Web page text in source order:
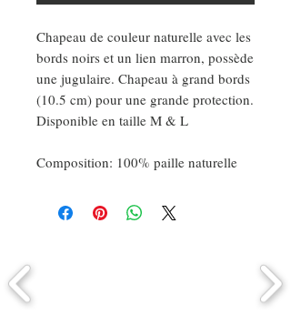
Chapeau de couleur naturelle avec les
bords noirs et un lien marron, possède
une jugulaire. Chapeau à grand bords
(10.5 cm) pour une grande protection.
Disponible en taille M & L
Composition: 100% paille naturelle